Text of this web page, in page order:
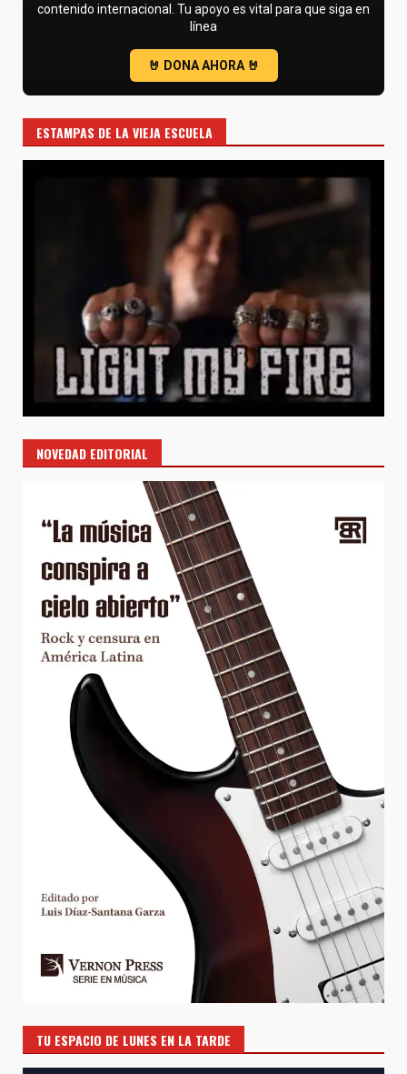
contenido internacional. Tu apoyo es vital para que siga en
línea
ESTAMPAS DE LA VIEJA ESCUELA
NOVEDAD EDITORIAL
TU ESPACIO DE LUNES EN LA TARDE